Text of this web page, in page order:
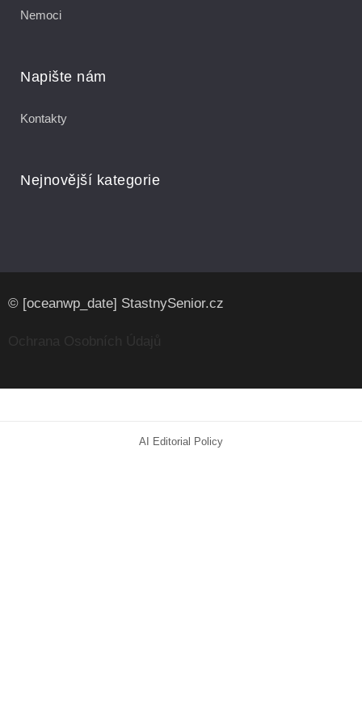
Nemoci
Napište nám
Kontakty
Nejnovější kategorie
© [oceanwp_date] StastnySenior.cz
AI Editorial Policy